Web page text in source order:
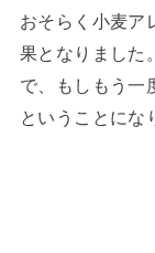
おそらく小麦ア
果となりました
で、もしもう一
ということにな